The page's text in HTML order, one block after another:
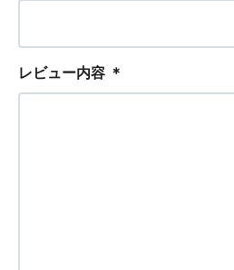
レビュー内容 ＊